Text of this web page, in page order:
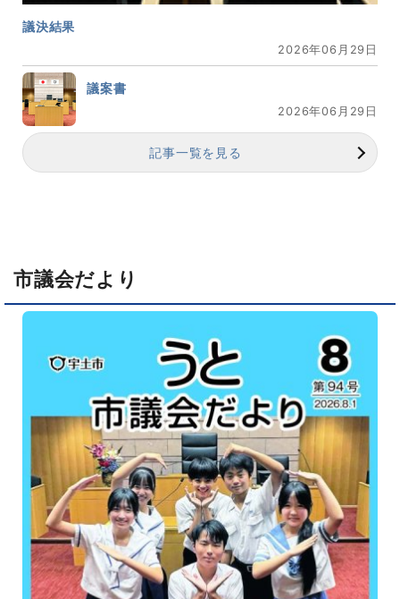
議決結果
2026年06月29日
議案書
2026年06月29日
記事一覧を見る
市議会だより